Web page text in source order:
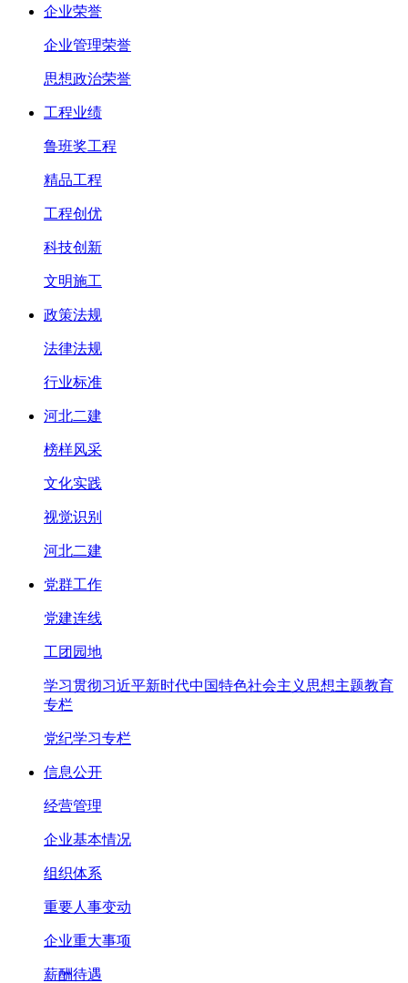
企业荣誉
企业管理荣誉
思想政治荣誉
工程业绩
鲁班奖工程
精品工程
工程创优
科技创新
文明施工
政策法规
法律法规
行业标准
河北二建
榜样风采
文化实践
视觉识别
河北二建
党群工作
党建连线
工团园地
学习贯彻习近平新时代中国特色社会主义思想主题教育
专栏
党纪学习专栏
信息公开
经营管理
企业基本情况
组织体系
重要人事变动
企业重大事项
薪酬待遇